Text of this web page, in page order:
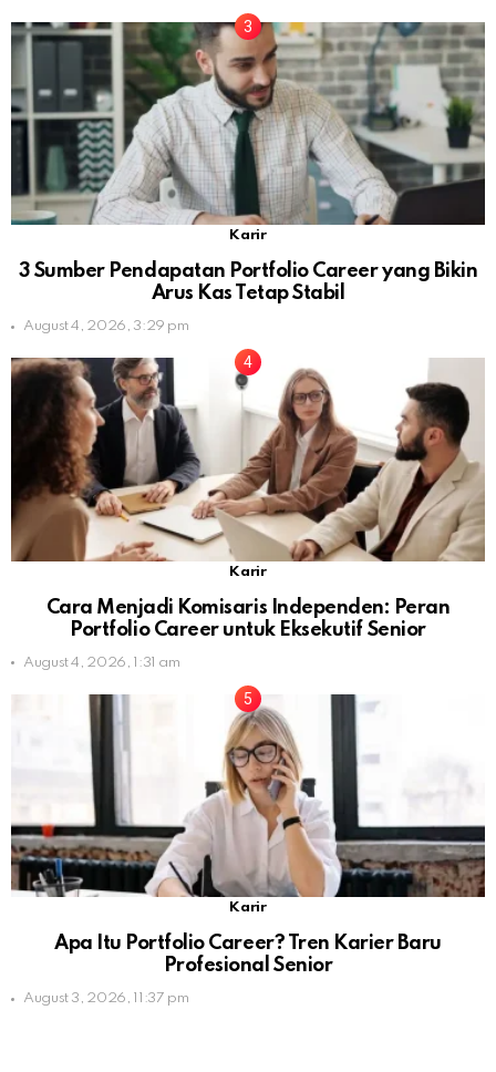
Karir
3 Sumber Pendapatan Portfolio Career yang Bikin
Arus Kas Tetap Stabil
August 4, 2026, 3:29 pm
Karir
Cara Menjadi Komisaris Independen: Peran
Portfolio Career untuk Eksekutif Senior
August 4, 2026, 1:31 am
Karir
Apa Itu Portfolio Career? Tren Karier Baru
Profesional Senior
August 3, 2026, 11:37 pm